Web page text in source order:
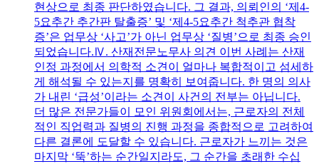
현상으로 최종 판단하였습니다. 그 결과, 의뢰인의 ‘제4-
5요추간 추간판 탈출증’ 및 ‘제4-5요추간 척추관 협착
증’은 업무상 ‘사고’가 아닌 업무상 ‘질병’으로 최종 승인
되었습니다.Ⅳ. 산재전문노무사 의견 이번 사례는 산재
인정 과정에서 의학적 소견이 얼마나 복합적이고 섬세하
게 해석될 수 있는지를 명확히 보여줍니다. 한 명의 의사
가 내린 ‘급성’이라는 소견이 사건의 전부는 아닙니다.
더 많은 전문가들이 모인 위원회에서는, 근로자의 전체
적인 직업력과 질병의 진행 과정을 종합적으로 고려하여
다른 결론에 도달할 수 있습니다. 근로자가 느끼는 것은
마지막 ‘뚝’하는 순간일지라도, 그 순간을 초래한 수십